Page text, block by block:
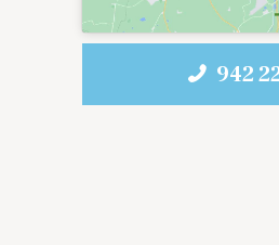
942